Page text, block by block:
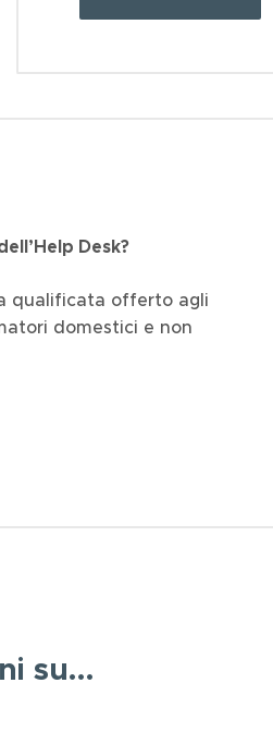
Desk?
qualificata offerto agli
domestici e non
su…